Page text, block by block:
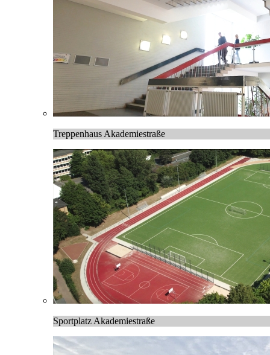
Treppenhaus Akademiestraße
Sportplatz Akademiestraße